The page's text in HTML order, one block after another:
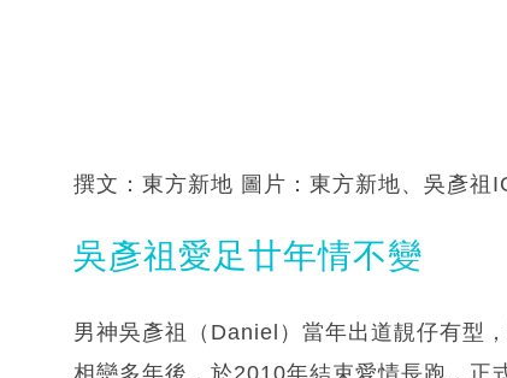
撰文：東方新地 圖片：東方新地、吳彥祖
吳彥祖愛足廿年情不變
男神吳彥祖（Daniel）當年出道靚仔有型
相戀多年後，於2010年結束愛情長跑，正